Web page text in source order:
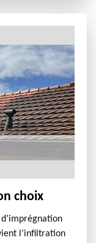
choix
l’infiltration